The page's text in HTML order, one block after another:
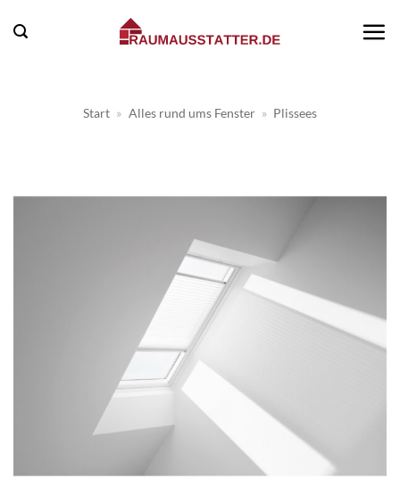
Inhalt
Start » Alles rund ums Fenster » Plissees